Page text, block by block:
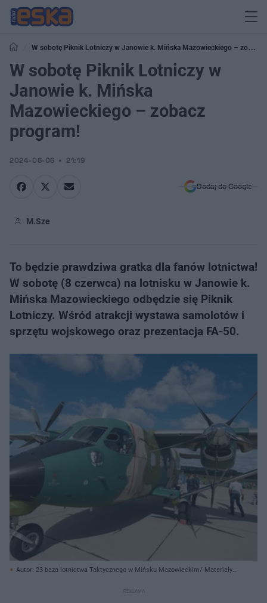
W sobotę Piknik Lotniczy w Janowie k. Mińska Mazowieckiego – zobacz
program!
W sobotę Piknik Lotniczy w
Janowie k. Mińska
Mazowieckiego – zobacz
program!
2024-06-06 21:19
Dodaj do Google
M.Sze
To będzie prawdziwa gratka dla fanów lotnictwa!
W sobotę (8 czerwca) na lotnisku w Janowie k.
Mińska Mazowieckiego odbędzie się Piknik
Lotniczy. Wśród atrakcji wystawa samolotów i
sprzętu wojskowego oraz prezentacja FA-50.
Autor: 23 baza lotnictwa Taktycznego w Mińsku Mazowieckim/ Materiały